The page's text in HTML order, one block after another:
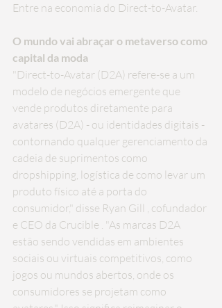
Entre na economia do Direct-to-Avatar.
O mundo vai abraçar o metaverso como
capital da moda
"Direct-to-Avatar (D2A) refere-se a um
modelo de negócios emergente que
vende produtos diretamente para
avatares (D2A) - ou identidades digitais -
contornando qualquer gerenciamento da
cadeia de suprimentos como
dropshipping, logística de como levar um
produto físico até a porta do
consumidor," disse Ryan Gill
, cofundador
e CEO da Crucible . "As marcas D2A
estão sendo vendidas em ambientes
sociais ou virtuais competitivos, como
jogos ou mundos abertos, onde os
consumidores se projetam como